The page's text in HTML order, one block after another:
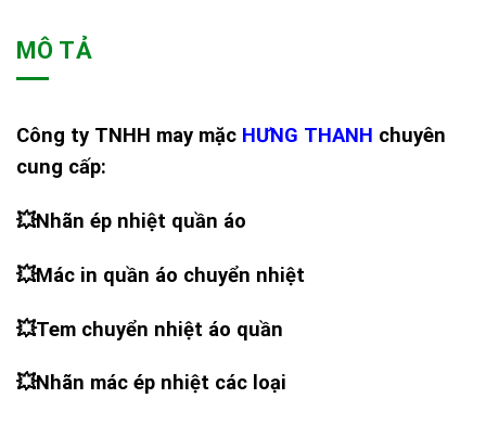
MÔ TẢ
Công ty TNHH may mặc HƯNG THANH chuyên
cung cấp:
💥Nhãn ép nhiệt quần áo
💥Mác in quần áo chuyển nhiệt
💥Tem chuyển nhiệt áo quần
💥Nhãn mác ép nhiệt các loại